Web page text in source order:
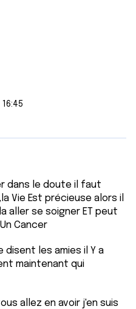
16:45
dans le doute il faut
Vie Est précieuse alors il
aller se soigner ET peut
Cancer
disent les amies il Y a
maintenant qui
allez en avoir j'en suis